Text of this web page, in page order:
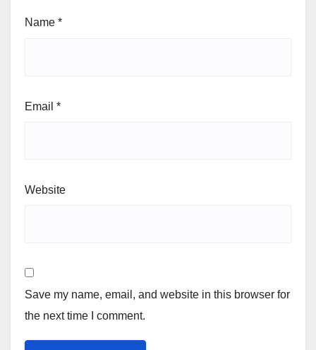
Name *
Email *
Website
Save my name, email, and website in this browser for
the next time I comment.